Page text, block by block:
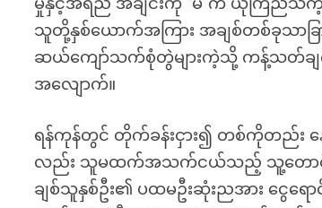
မှုနှင့်အရည် အချင်းကို `မ´က ယုံကြည်သ
သူတို့နှစ်ယောက်အကြား အချစ်တစ်ခုသာခြ
ဆယ်ကျော်သက်စုံတွဲများကဲ့သို့ ကန့်သတ်ချ
အလျောက်။
ရန်ကုန်တွင် တိုက်ခန်းငှား၍ တစ်ကိုတည်း နေ
လည်း သူမထက်အသက်ငယ်သည့် သူ့တောင်းဆို
ချစ်သူနှစ်ဦး၏ ပထမဦးဆုံးညအား ငွေရ